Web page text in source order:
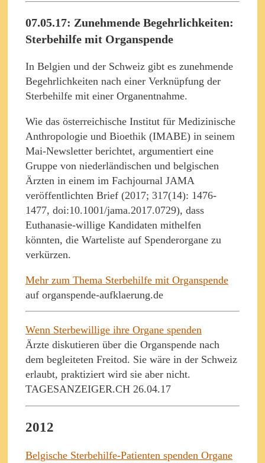
07.05.17: Zunehmende Begehrlichkeiten:
Sterbehilfe mit Organspende
In Belgien und der Schweiz gibt es zunehmende
Begehrlichkeiten nach einer Verknüpfung der
Sterbehilfe mit einer Organentnahme.
Wie das österreichische Institut für Medizinische
Anthropologie und Bioethik (IMABE) in seinem
Mai-Newsletter berichtet, argumentiert eine
Gruppe von niederländischen und belgischen
Ärzten in einem im Fachjournal JAMA
veröffentlichten Brief (2017; 317(14): 1476-
1477, doi:10.1001/jama.2017.0729), dass
Euthanasie-willige Kandidaten mithelfen
könnten, die Warteliste auf Spenderorgane zu
verkürzen.
Mehr zum Thema Sterbehilfe mit Organspende
auf organspende-aufklaerung.de
Wenn Sterbewillige ihre Organe spenden
Ärzte diskutieren über die Organspende nach
dem begleiteten Freitod. Sie wäre in der Schweiz
erlaubt, praktiziert wird sie aber nicht.
TAGESANZEIGER.CH 26.04.17
2012
Belgische Sterbehilfe-Patienten spenden Organe